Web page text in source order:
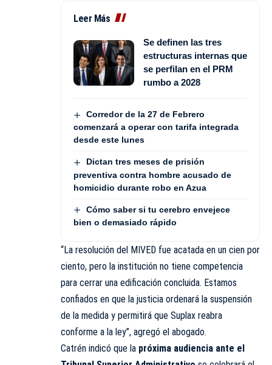
Leer Más
Se definen las tres
estructuras internas que
se perfilan en el PRM
rumbo a 2028
Corredor de la 27 de Febrero
comenzará a operar con tarifa integrada
desde este lunes
Dictan tres meses de prisión
preventiva contra hombre acusado de
homicidio durante robo en Azua
Cómo saber si tu cerebro envejece
bien o demasiado rápido
“La resolución del MIVED fue acatada en un cien por
ciento, pero la institución no tiene competencia
para cerrar una edificación concluida. Estamos
confiados en que la justicia ordenará la suspensión
de la medida y permitirá que Suplax reabra
conforme a la ley”, agregó el abogado.
Catrén indicó que la próxima audiencia ante el